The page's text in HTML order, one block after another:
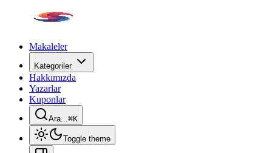
Makaleler
Kategoriler
Hakkımızda
Yazarlar
Kuponlar
Ara...⌘K
Toggle theme